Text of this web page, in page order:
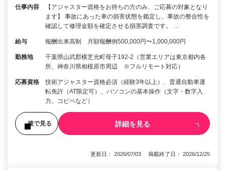
仕事内容
【アジャスター資格をお持ちの方のみ、ご応募の対象となり
ます】 事故にあった車の損害状態を鑑定し、事故の整合性を
確認して修理金額を確定させる損害調査です。 …
給与 報酬出来高制 月額報酬例500,000円〜1,000,000円
勤務地
千葉県山武郡横芝光町母子192-2（営業エリアは東京都内各
所、神奈川県相模原市周辺 ※フルリモート対応）
応募資格
技術アジャスター資格必須（経験3年以上）、普通自動車運
転免許（AT限定可）、パソコンの基本操作（文字・数字入
力、コピペなど）
後で見る 詳細を見る
更新日： 2026/07/03 掲載終了日： 2026/12/25